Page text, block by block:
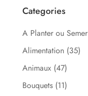
Categories
A Planter ou Semer
Alimentation (35)
Animaux (47)
Bouquets (11)